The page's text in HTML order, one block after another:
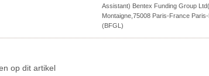
Assistant) Bentex Funding Group
Montaigne,75008 Paris-France
(BFGL)
op dit artikel